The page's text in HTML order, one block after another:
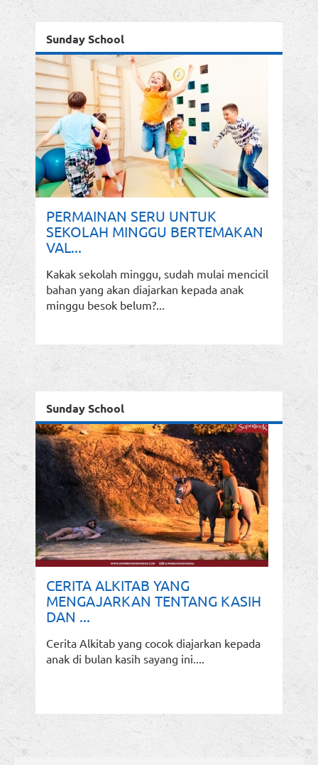
Sunday School
PERMAINAN SERU UNTUK
SEKOLAH MINGGU BERTEMAKAN
VAL...
Kakak sekolah minggu, sudah mulai mencicil
bahan yang akan diajarkan kepada anak
minggu besok belum?...
Sunday School
CERITA ALKITAB YANG
MENGAJARKAN TENTANG KASIH
DAN ...
Cerita Alkitab yang cocok diajarkan kepada
anak di bulan kasih sayang ini....